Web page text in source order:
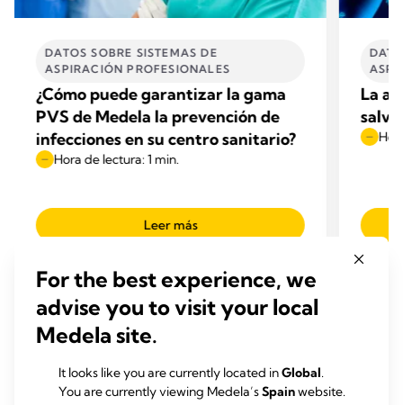
DATOS SOBRE SISTEMAS DE
ASPIRACIÓN PROFESIONALES
¿Cómo puede garantizar la gama
PVS de Medela la prevención de
infecciones en su centro sanitario?
Hora de lectura: 1 min.
Leer más
La
For the best experience, we
advise you to visit your local
Medela site.
It looks like you are currently located inGlobal.
You are currently viewing Medela’sSpainwebsite.